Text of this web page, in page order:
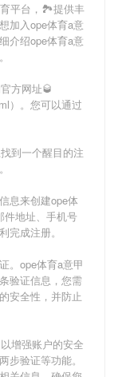
平台，🏞提供丰
加入ope体育a意
介绍ope体育a意
方网址🥃
）。您可以通过
到一个醒目的注
息来创建ope体
件地址、手机号
完成注册。
。 ope体育a意甲
验证信息，您需
安全性，并防止
增强账户的安全
步验证等功能。